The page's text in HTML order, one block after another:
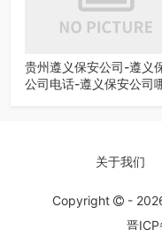
贵州遵义保安公司-遵义
公司电话-遵义保安公司
关于我们
Copyright -
晋